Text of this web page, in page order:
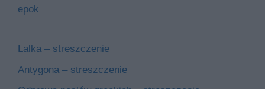
epok
Lalka – streszczenie
Antygona – streszczenie